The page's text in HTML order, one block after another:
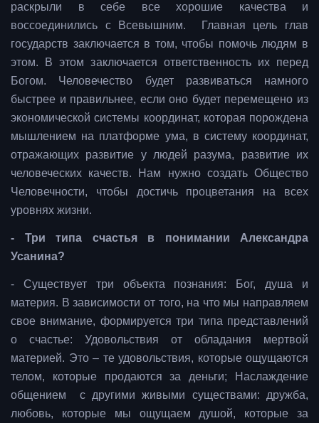
раскрыли в себе все хорошие качества и
воссоединились с Всевышним. Главная цель глав
государств заключается в том, чтобы помочь людям в
этом. В этом заключается ответственность их перед
Богом. Человечество будет развиваться намного
быстрее и правильнее, если оно будет перемещено из
экономической системы координат, которая порождена
мышлением на платформе ума, в систему координат,
отражающих развитие у людей разума, развитие их
человеческих качеств. Нам нужно создать Общество
Человечности, чтобы достичь процветания на всех
уровнях жизни.
- Три типа счастья в понимании Александра
Усанина?
- Существует три объекта познания: Бог, душа и
материя. В зависимости от того, на что мы направляем
свое внимание, формируется три типа представлений
о счастье: Удовольствия от обладания мертвой
материей. Это – те удовольствия, которые ощущаются
телом, которые продаются за деньги; Наслаждение
общением с другими живыми существами: дружба,
любовь, которые мы ощущаем душой, которые за